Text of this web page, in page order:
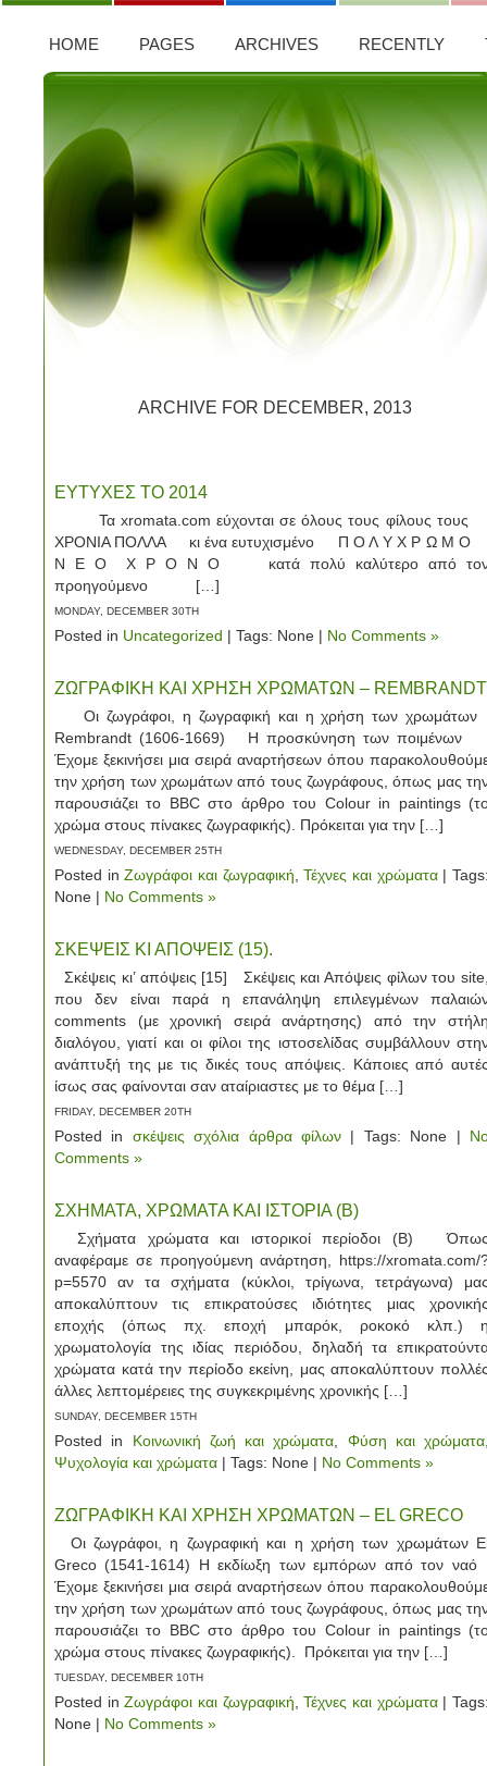
HOME PAGES ARCHIVES RECENTLY
ARCHIVE FOR DECEMBER, 2013
ΕΥΤΥΧΕΣ ΤΟ 2014
Τα xromata.com εύχονται σε όλους τους φίλους
ΧΡΟΝΙΑ ΠΟΛΛΑ κι ένα ευτυχισμένο Π Ο Λ Υ Χ Ρ Ω Μ
Ν Ε Ο Χ Ρ Ο Ν Ο κατά πολύ καλύτερο από
προηγούμενο […]
MONDAY, DECEMBER 30TH
Posted in Uncategorized | Tags: None | No Comments »
ΖΩΓΡΑΦΙΚΗ ΚΑΙ ΧΡΗΣΗ ΧΡΩΜΑΤΩΝ – REMBRANDT
Οι ζωγράφοι, η ζωγραφική και η χρήση των
Rembrandt (1606-1669) Η προσκύνηση των
Έχομε ξεκινήσει μια σειρά αναρτήσεων όπου
την χρήση των χρωμάτων από τους ζωγράφους, όπως μας
παρουσιάζει το BBC στο άρθρο του Colour in paintings
χρώμα στους πίνακες ζωγραφικής). Πρόκειται για την […]
WEDNESDAY, DECEMBER 25TH
Posted inΖωγράφοι και ζωγραφική ,Τέχνες και χρώματα|
None | No Comments »
ΣΚΕΨΕΙΣ ΚΙ ΑΠΟΨΕΙΣ (15).
Σκέψεις κι’ απόψεις [15] Σκέψεις και Απόψεις φίλων του
που δεν είναι παρά η επανάληψη επιλεγμένων
comments (με χρονική σειρά ανάρτησης) από την
διαλόγου, γιατί και οι φίλοι της ιστοσελίδας συμβάλλουν
ανάπτυξή της με τις δικές τους απόψεις. Κάποιες από
ίσως σας φαίνονται σαν αταίριαστες με το θέμα […]
FRIDAY, DECEMBER 20TH
Posted in σκέψεις σχόλια άρθρα φίλων | Tags: None |
Comments »
ΣΧΗΜΑΤΑ, ΧΡΩΜΑΤΑ ΚΑΙ ΙΣΤΟΡΙΑ (Β)
Σχήματα χρώματα και ιστορικοί περίοδοι (Β)
αναφέραμε σε προηγούμενη ανάρτηση, https://xromata.com/
p=5570 αν τα σχήματα (κύκλοι, τρίγωνα, τετράγωνα)
αποκαλύπτουν τις επικρατούσες ιδιότητες μιας
εποχής (όπως πχ. εποχή μπαρόκ, ροκοκό κλπ.)
χρωματολογία της ιδίας περιόδου, δηλαδή τα
χρώματα κατά την περίοδο εκείνη, μας αποκαλύπτουν
άλλες λεπτομέρειες της συγκεκριμένης χρονικής […]
SUNDAY, DECEMBER 15TH
Posted in Κοινωνική ζωή και χρώματα Φύση και χρώματα
Ψυχολογία και χρώματα | Tags: None | No Comments »
ΖΩΓΡΑΦΙΚΗ ΚΑΙ ΧΡΗΣΗ ΧΡΩΜΑΤΩΝ – EL GRECO
Οι ζωγράφοι, η ζωγραφική και η χρήση των χρωμάτων
Greco (1541-1614) Η εκδίωξη των εμπόρων από τον
Έχομε ξεκινήσει μια σειρά αναρτήσεων όπου
την χρήση των χρωμάτων από τους ζωγράφους, όπως μας
παρουσιάζει το BBC στο άρθρο του Colour in paintings
χρώμα στους πίνακες ζωγραφικής). Πρόκειται για την […]
TUESDAY, DECEMBER 10TH
Posted inΖωγράφοι και ζωγραφική ,Τέχνες και χρώματα|
None | No Comments »